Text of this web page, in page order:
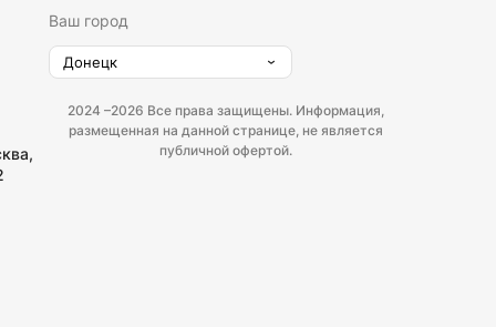
Ваш город
Донецк
2024 –2026 Все права защищены. Информация,
размещенная на данной странице, не является
публичной офертой.